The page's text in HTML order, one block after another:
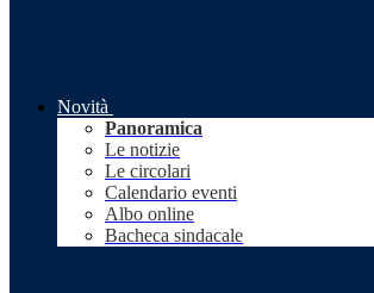
Novità
Panoramica
Le notizie
Le circolari
Calendario eventi
Albo online
Bacheca sindacale